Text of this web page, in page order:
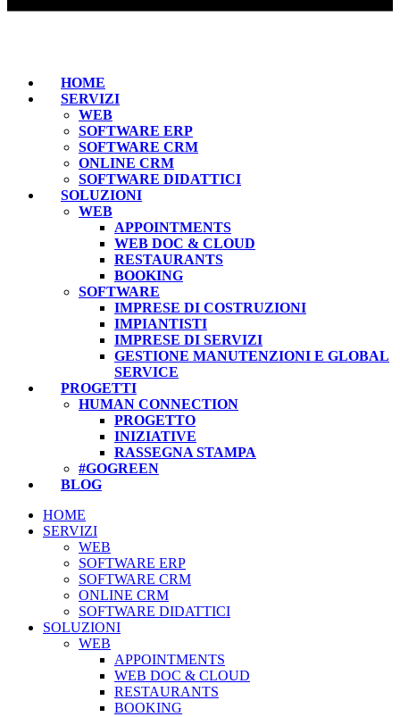
HOME
SERVIZI
WEB
SOFTWARE ERP
SOFTWARE CRM
ONLINE CRM
SOFTWARE DIDATTICI
SOLUZIONI
WEB
APPOINTMENTS
WEB DOC & CLOUD
RESTAURANTS
BOOKING
SOFTWARE
IMPRESE DI COSTRUZIONI
IMPIANTISTI
IMPRESE DI SERVIZI
GESTIONE MANUTENZIONI E GLOBAL
SERVICE
PROGETTI
HUMAN CONNECTION
PROGETTO
INIZIATIVE
RASSEGNA STAMPA
#GOGREEN
BLOG
HOME
SERVIZI
WEB
SOFTWARE ERP
SOFTWARE CRM
ONLINE CRM
SOFTWARE DIDATTICI
SOLUZIONI
WEB
APPOINTMENTS
WEB DOC & CLOUD
RESTAURANTS
BOOKING